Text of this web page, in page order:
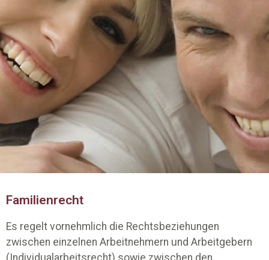
Familienrecht
Es regelt vornehmlich die Rechtsbeziehungen
zwischen einzelnen Arbeitnehmern und Arbeitgebern
(Individualarbeitsrecht) sowie zwischen den